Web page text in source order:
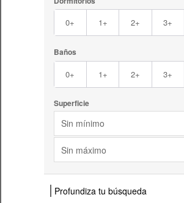
0+ 1+ 2+ 3+
Baños
0+ 1+ 2+ 3+
Superficie
Sin mínimo
Sin máximo
Profundiza tu búsqueda